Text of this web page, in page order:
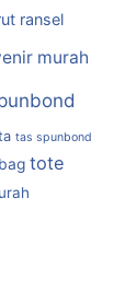
ransel
murah
tas spunbond
tote